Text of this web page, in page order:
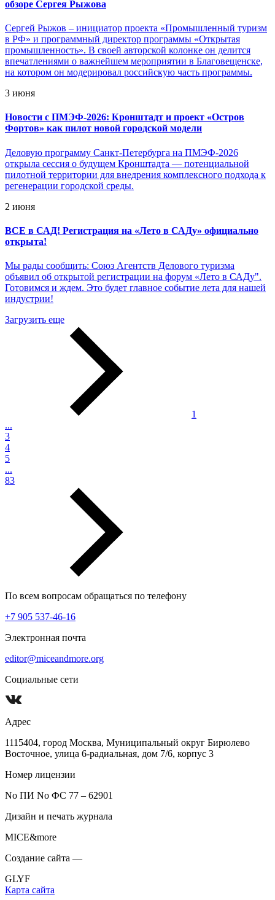
обзоре Сергея Рыжова
Сергей Рыжов – инициатор проекта «Промышленный туризм
в РФ» и программный директор программы «Открытая
промышленность». В своей авторской колонке он делится
впечатлениями о важнейшем мероприятии в Благовещенске,
на котором он модерировал российскую часть программы.
3 июня
Новости с ПМЭФ-2026: Кронштадт и проект «Остров
Фортов» как пилот новой городской модели
Деловую программу Санкт-Петербурга на ПМЭФ-2026
открыла сессия о будущем Кронштадта — потенциальной
пилотной территории для внедрения комплексного подхода к
регенерации городской среды.
2 июня
ВСЕ в САД! Регистрация на «Лето в САДу» официально
открыта!
Мы рады сообщить: Союз Агентств Делового туризма
объявил об открытой регистрации на форум «Лето в САДу".
Готовимся и ждем. Это будет главное событие лета для нашей
индустрии!
Загрузить еще
1
...
3
4
5
...
83
По всем вопросам обращаться по телефону
+7 905 537-46-16
Электронная почта
editor@miceandmore.org
Социальные сети
Адрес
1115404, город Москва, Муниципальный округ Бирюлево
Восточное, улица 6-радиальная, дом 7/6, корпус 3
Номер лицензии
No ПИ No ФС 77 – 62901
Дизайн и печать журнала
MICE&more
Создание сайта —
GLYF
Карта сайта